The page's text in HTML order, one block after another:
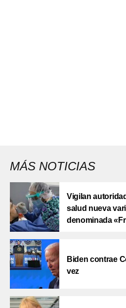
MÁS NOTICIAS
Vigilan
salud nueva
denominada
Biden contrae
vez